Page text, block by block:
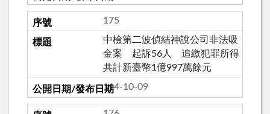
175
中檢第二波偵結神說公司非法吸
金案 起訴56人 追繳犯罪所得
共計新臺幣1億997萬餘元
114-10-09